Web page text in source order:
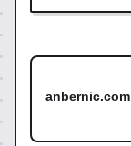
anbernic.com